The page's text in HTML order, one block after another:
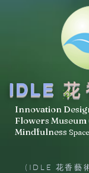
IDLE 花
Innovation
Flowers
Mindfulness
(IDLE 花香藝